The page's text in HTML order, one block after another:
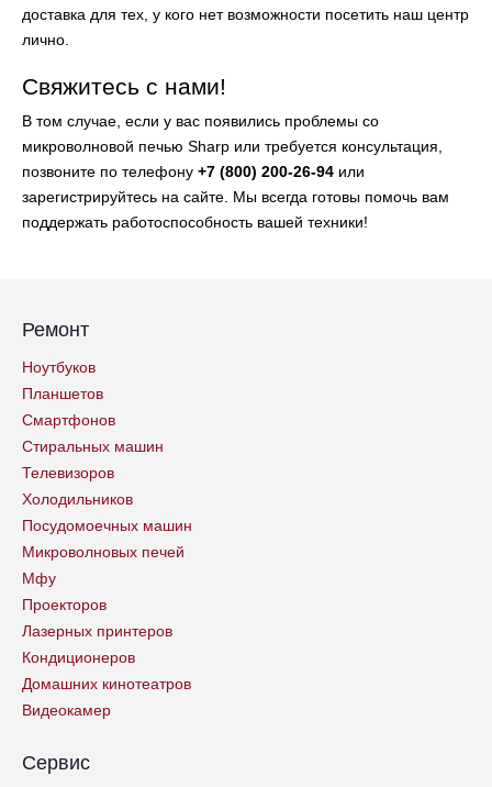
доставка для тех, у кого нет возможности посетить наш центр
лично.
Свяжитесь с нами!
В том случае, если у вас появились проблемы со
микроволновой печью Sharp или требуется консультация,
позвоните по телефону +7 (800) 200-26-94 или
зарегистрируйтесь на сайте. Мы всегда готовы помочь вам
поддержать работоспособность вашей техники!
Ремонт
Ноутбуков
Планшетов
Смартфонов
Стиральных машин
Телевизоров
Холодильников
Посудомоечных машин
Микроволновых печей
Мфу
Проекторов
Лазерных принтеров
Кондиционеров
Домашних кинотеатров
Видеокамер
Сервис